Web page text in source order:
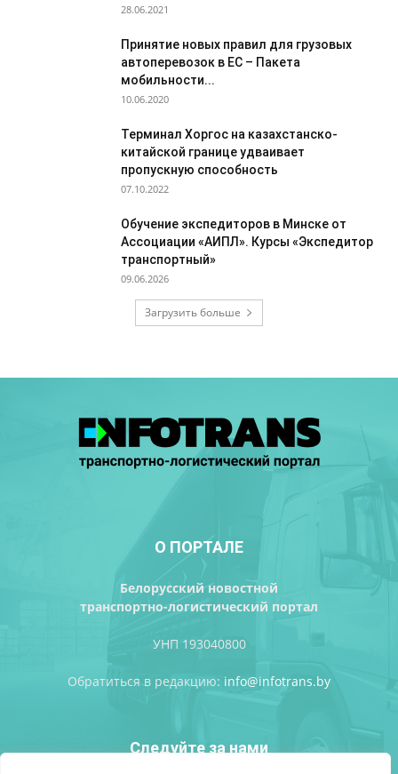
28.06.2021
Принятие новых правил для грузовых
автоперевозок в ЕС – Пакета
мобильности...
10.06.2020
Терминал Хоргос на казахстанско-
китайской границе удваивает
пропускную способность
07.10.2022
Обучение экспедиторов в Минске от
Ассоциации «АИПЛ». Курсы «Экспедитор
транспортный»
09.06.2026
Загрузить больше
О ПОРТАЛЕ
Белорусский новостной
транспортно-логистический портал
УНП 193040800
Обратиться в редакцию: info@infotrans.bу
Следуйте за нами